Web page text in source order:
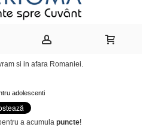
si in afara Romaniei.
adolescenti
a acumula puncte!